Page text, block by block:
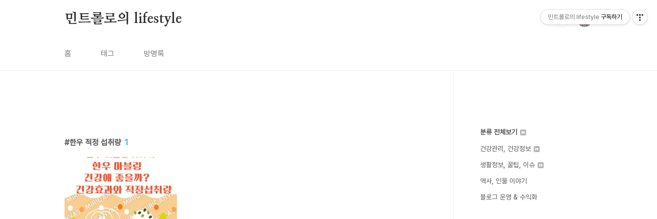
민트롤로의 lifestyle
홈 태그 방명록
한우 적정 섭취량 1
분류 전체보기
건강관리, 건강정보
생활정보, 꿀팁, 이슈
역사, 인물 이야기
블로그 운영 & 수익화
민트롤로의 lifestyle 구독하기